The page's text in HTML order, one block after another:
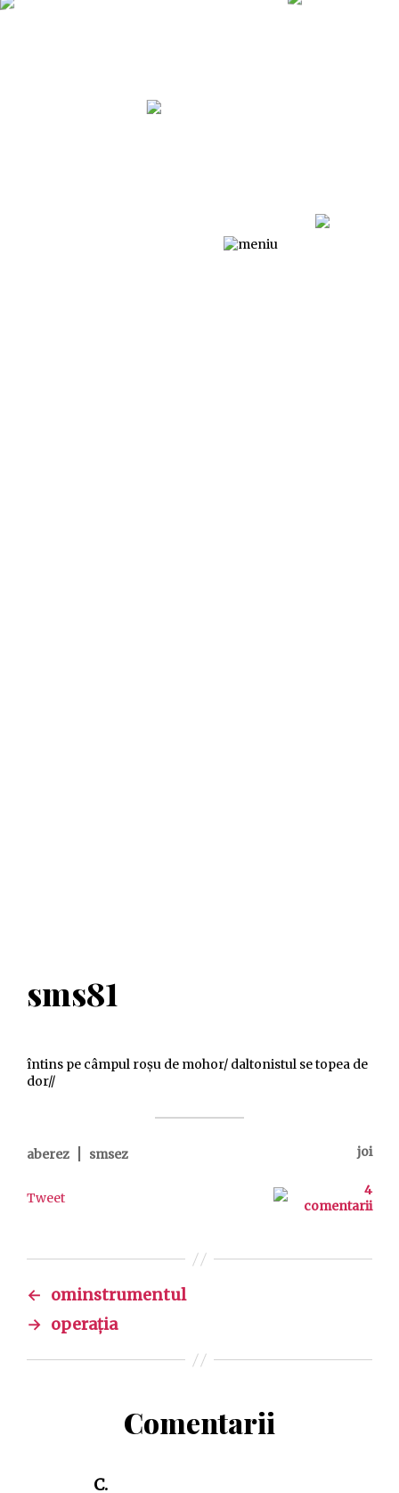
sms81
întins pe câmpul roșu de mohor/ daltonistul se topea de
dor//
aberez smsez joi
Tweet
4
comentarii
← ominstrumentul
→ operația
Comentarii
C.spune: